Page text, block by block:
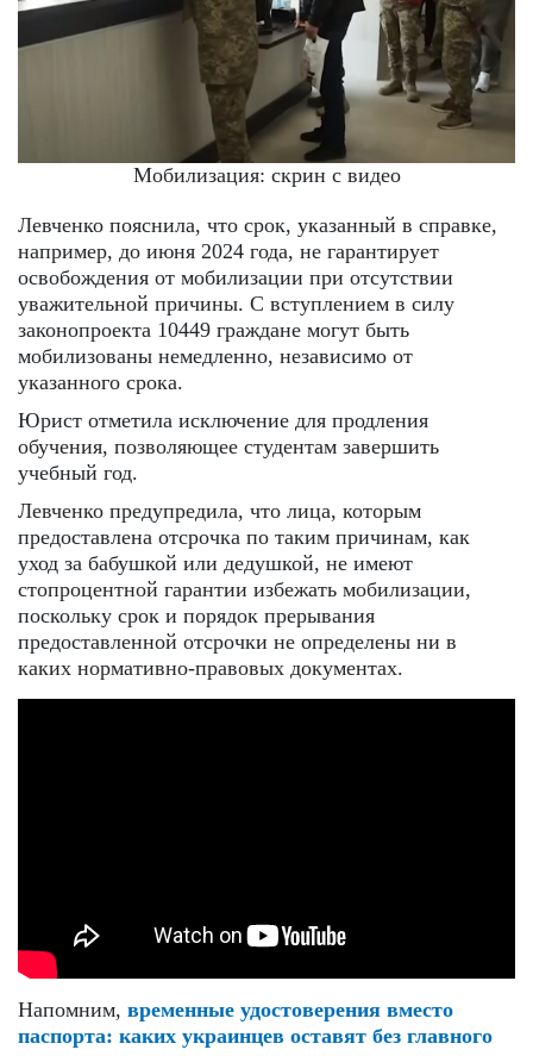
Мобилизация: скрин с видео
Левченко пояснила, что срок, указанный в справке,
например, до июня 2024 года, не гарантирует
освобождения от мобилизации при отсутствии
уважительной причины. С вступлением в силу
законопроекта 10449 граждане могут быть
мобилизованы немедленно, независимо от
указанного срока.
Юрист отметила исключение для продления
обучения, позволяющее студентам завершить
учебный год.
Левченко предупредила, что лица, которым
предоставлена отсрочка по таким причинам, как
уход за бабушкой или дедушкой, не имеют
стопроцентной гарантии избежать мобилизации,
поскольку срок и порядок прерывания
предоставленной отсрочки не определены ни в
каких нормативно-правовых документах.
Напомним, временные удостоверения вместо
паспорта: каких украинцев оставят без главного